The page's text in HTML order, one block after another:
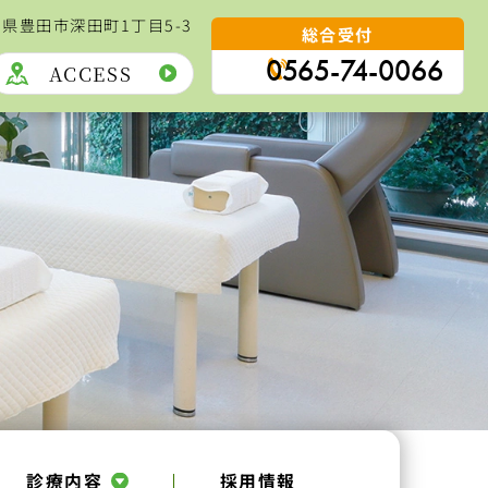
豊田市深田町1丁目5-3
ACCESS
総合受付
0565-74-0066
診療内容 採用情報